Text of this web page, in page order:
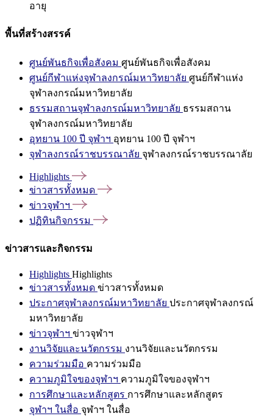
อายุ
พื้นที่สร้างสรรค์
ศูนย์พันธกิจเพื่อสังคม ศูนย์พันธกิจเพื่อสังคม
ศูนย์กีฬาแห่งจุฬาลงกรณ์มหาวิทยาลัย ศูนย์กีฬาแห่ง
จุฬาลงกรณ์มหาวิทยาลัย
ธรรมสถานจุฬาลงกรณ์มหาวิทยาลัย ธรรมสถาน
จุฬาลงกรณ์มหาวิทยาลัย
อุทยาน 100 ปี จุฬาฯ อุทยาน 100 ปี จุฬาฯ
จุฬาลงกรณ์ราชบรรณาลัย จุฬาลงกรณ์ราชบรรณาลัย
Highlights
ข่าวสารทั้งหมด
ข่าวจุฬาฯ
ปฏิทินกิจกรรม
ข่าวสารและกิจกรรม
Highlights Highlights
ข่าวสารทั้งหมด ข่าวสารทั้งหมด
ประกาศจุฬาลงกรณ์มหาวิทยาลัย ประกาศจุฬาลงกรณ์
มหาวิทยาลัย
ข่าวจุฬาฯ ข่าวจุฬาฯ
งานวิจัยและนวัตกรรม งานวิจัยและนวัตกรรม
ความร่วมมือ ความร่วมมือ
ความภูมิใจของจุฬาฯ ความภูมิใจของจุฬาฯ
การศึกษาและหลักสูตร การศึกษาและหลักสูตร
จุฬาฯ ในสื่อ จุฬาฯ ในสื่อ